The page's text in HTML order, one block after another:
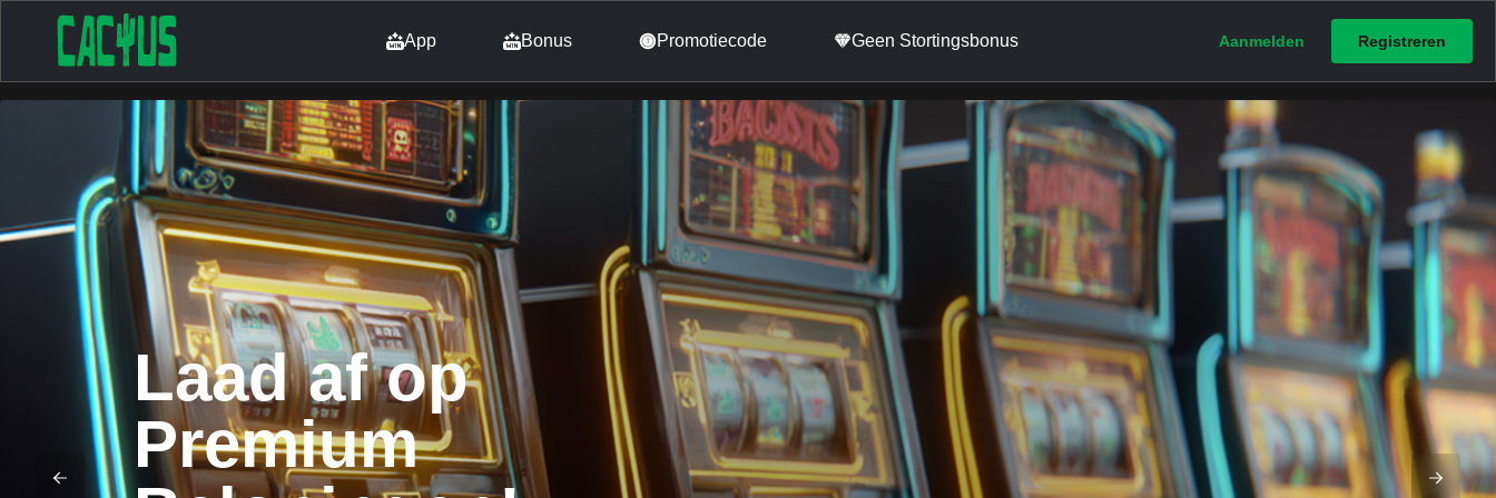
App Bonus Promotiecode Geen Stortingsbonus Aanmelden Registreren
Laad af op
Premium